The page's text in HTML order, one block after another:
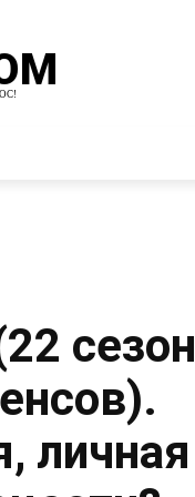
сезон
личная